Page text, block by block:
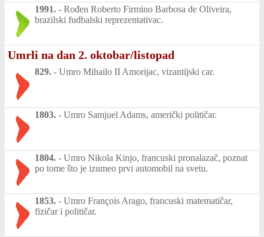
1991. - Rođen Roberto Firmino Barbosa de Oliveira,
brazilski fudbalski reprezentativac.
Umrli na dan 2. oktobar/listopad
829. - Umro Mihailo II Amorijac, vizantijski car.
1803. - Umro Samjuel Adams, američki političar.
1804. - Umro Nikola Kinjo, francuski pronalazač, poznat
po tome što je izumeo prvi automobil na svetu.
1853. - Umro François Arago, francuski matematičar,
fizičar i političar.